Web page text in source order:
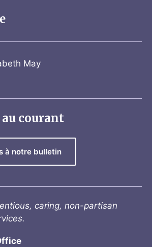
May
au courant
à notre bulletin
caring, non-partisan